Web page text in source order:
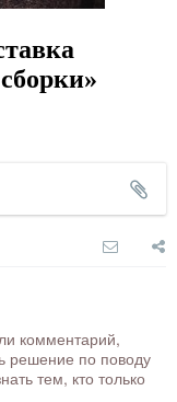
комментарий,
решение по поводу
тем, кто только